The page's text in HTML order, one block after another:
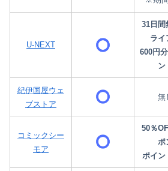
U-NEXT
31日間
ライ
600円
ン
紀伊国屋ウェ
ブストア
無
コミックシー
モア
50％
ポ
ポイン